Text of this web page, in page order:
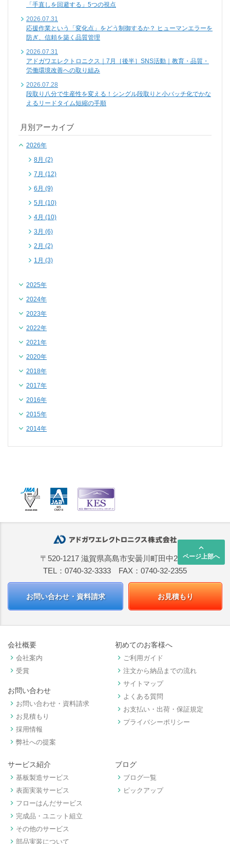
「手直しを回避する」5つの視点
2026.07.31
応援作業という「変化点」をどう制御するか？ ヒューマンエラーを
防ぎ、信頼を築く品質管理
2026.07.31
アドガワエレクトロニクス｜7月［後半］SNS活動｜教育・品質・
労働環境改善への取り組み
2026.07.28
段取り八分で生産性を変える！シングル段取りと小バッチ化でかな
えるリードタイム短縮の手順
月別アーカイブ
2026年
8月 (2)
7月 (12)
6月 (9)
5月 (10)
4月 (10)
3月 (6)
2月 (2)
1月 (3)
2025年
2024年
2023年
2022年
2021年
2020年
2018年
2017年
2016年
2015年
2014年
keyboard_arrow_up
ページ上部へ
〒520-1217 滋賀県高島市安曇川町田中2668
TEL：0740-32-3333 FAX：0740-32-2355
お問い合わせ・資料請求 お見積もり
会社概要
keyboard_arrow_right 会社案内
keyboard_arrow_right 受賞
お問い合わせ
keyboard_arrow_right お問い合わせ・資料請求
keyboard_arrow_right お見積もり
keyboard_arrow_right 採用情報
keyboard_arrow_right 弊社への提案
初めてのお客様へ
keyboard_arrow_right ご利用ガイド
keyboard_arrow_right 注文から納品までの流れ
keyboard_arrow_right サイトマップ
keyboard_arrow_right よくある質問
keyboard_arrow_right お支払い・出荷・保証規定
keyboard_arrow_right プライバシーポリシー
サービス紹介
keyboard_arrow_right 基板製造サービス
keyboard_arrow_right 表面実装サービス
keyboard_arrow_right フローはんだサービス
keyboard_arrow_right 完成品・ユニット組立
keyboard_arrow_right その他のサービス
keyboard_arrow_right 部品実装について
ブログ
keyboard_arrow_right ブログ一覧
keyboard_arrow_right ピックアップ